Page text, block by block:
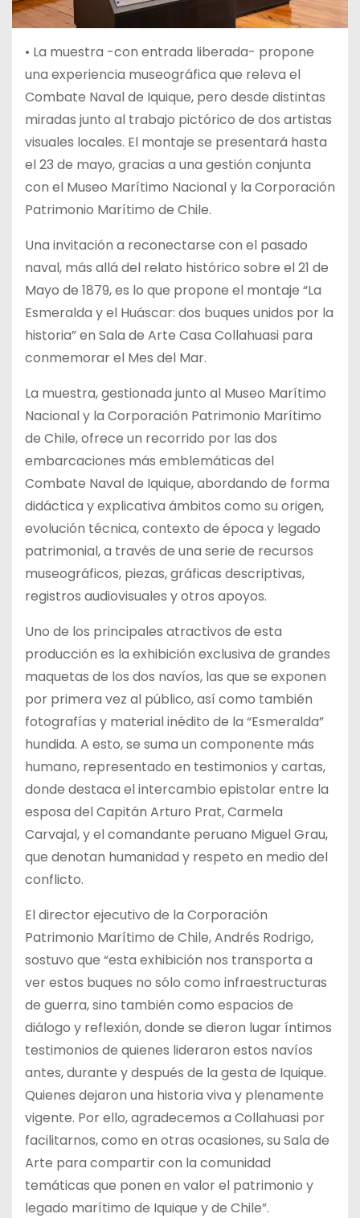
• La muestra -con entrada liberada- propone
una experiencia museográfica que releva el
Combate Naval de Iquique, pero desde distintas
miradas junto al trabajo pictórico de dos artistas
visuales locales. El montaje se presentará hasta
el 23 de mayo, gracias a una gestión conjunta
con el Museo Marítimo Nacional y la Corporación
Patrimonio Marítimo de Chile.
Una invitación a reconectarse con el pasado
naval, más allá del relato histórico sobre el 21 de
Mayo de 1879, es lo que propone el montaje “La
Esmeralda y el Huáscar: dos buques unidos por la
historia” en Sala de Arte Casa Collahuasi para
conmemorar el Mes del Mar.
La muestra, gestionada junto al Museo Marítimo
Nacional y la Corporación Patrimonio Marítimo
de Chile, ofrece un recorrido por las dos
embarcaciones más emblemáticas del
Combate Naval de Iquique, abordando de forma
didáctica y explicativa ámbitos como su origen,
evolución técnica, contexto de época y legado
patrimonial, a través de una serie de recursos
museográficos, piezas, gráficas descriptivas,
registros audiovisuales y otros apoyos.
Uno de los principales atractivos de esta
producción es la exhibición exclusiva de grandes
maquetas de los dos navíos, las que se exponen
por primera vez al público, así como también
fotografías y material inédito de la “Esmeralda”
hundida. A esto, se suma un componente más
humano, representado en testimonios y cartas,
donde destaca el intercambio epistolar entre la
esposa del Capitán Arturo Prat, Carmela
Carvajal, y el comandante peruano Miguel Grau,
que denotan humanidad y respeto en medio del
conflicto.
El director ejecutivo de la Corporación
Patrimonio Marítimo de Chile, Andrés Rodrigo,
sostuvo que “esta exhibición nos transporta a
ver estos buques no sólo como infraestructuras
de guerra, sino también como espacios de
diálogo y reflexión, donde se dieron lugar íntimos
testimonios de quienes lideraron estos navíos
antes, durante y después de la gesta de Iquique.
Quienes dejaron una historia viva y plenamente
vigente. Por ello, agradecemos a Collahuasi por
facilitarnos, como en otras ocasiones, su Sala de
Arte para compartir con la comunidad
temáticas que ponen en valor el patrimonio y
legado marítimo de Iquique y de Chile”.